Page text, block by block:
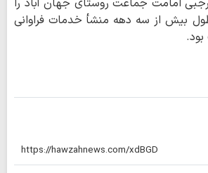
امامت جماعت روستای جهان آباد را
بیش از سه دهه منشأ خدمات فراوانی